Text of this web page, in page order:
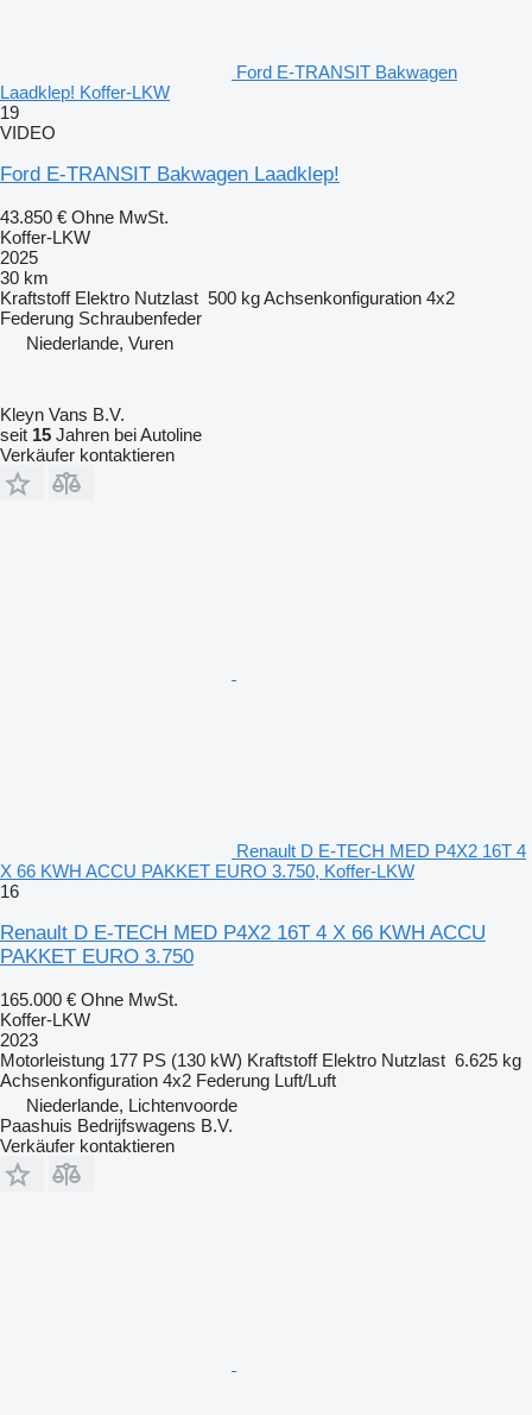
Ford E-TRANSIT Bakwagen
Laadklep! Koffer-LKW
19
VIDEO
Ford E-TRANSIT Bakwagen Laadklep!
43.850 € Ohne MwSt.
Koffer-LKW
2025
30 km
Kraftstoff Elektro Nutzlast 500 kgAchsenkonfiguration 4x2
Federung Schraubenfeder
Niederlande, Vuren
Kleyn Vans B.V.
seit 15 Jahren bei Autoline
Verkäufer kontaktieren
Renault D E-TECH MED P4X2 16T 4
X 66 KWH ACCU PAKKET EURO 3.750, Koffer-LKW
16
Renault D E-TECH MED P4X2 16T 4 X 66 KWH ACCU
PAKKET EURO 3.750
165.000 € Ohne MwSt.
Koffer-LKW
2023
Motorleistung 177 PS (130 kW) Kraftstoff Elektro Nutzlast 6.625 kg
Achsenkonfiguration 4x2 Federung Luft/Luft
Niederlande, Lichtenvoorde
Paashuis Bedrijfswagens B.V.
Verkäufer kontaktieren